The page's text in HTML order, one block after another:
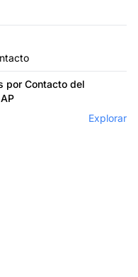
por Contacto del
Explorar